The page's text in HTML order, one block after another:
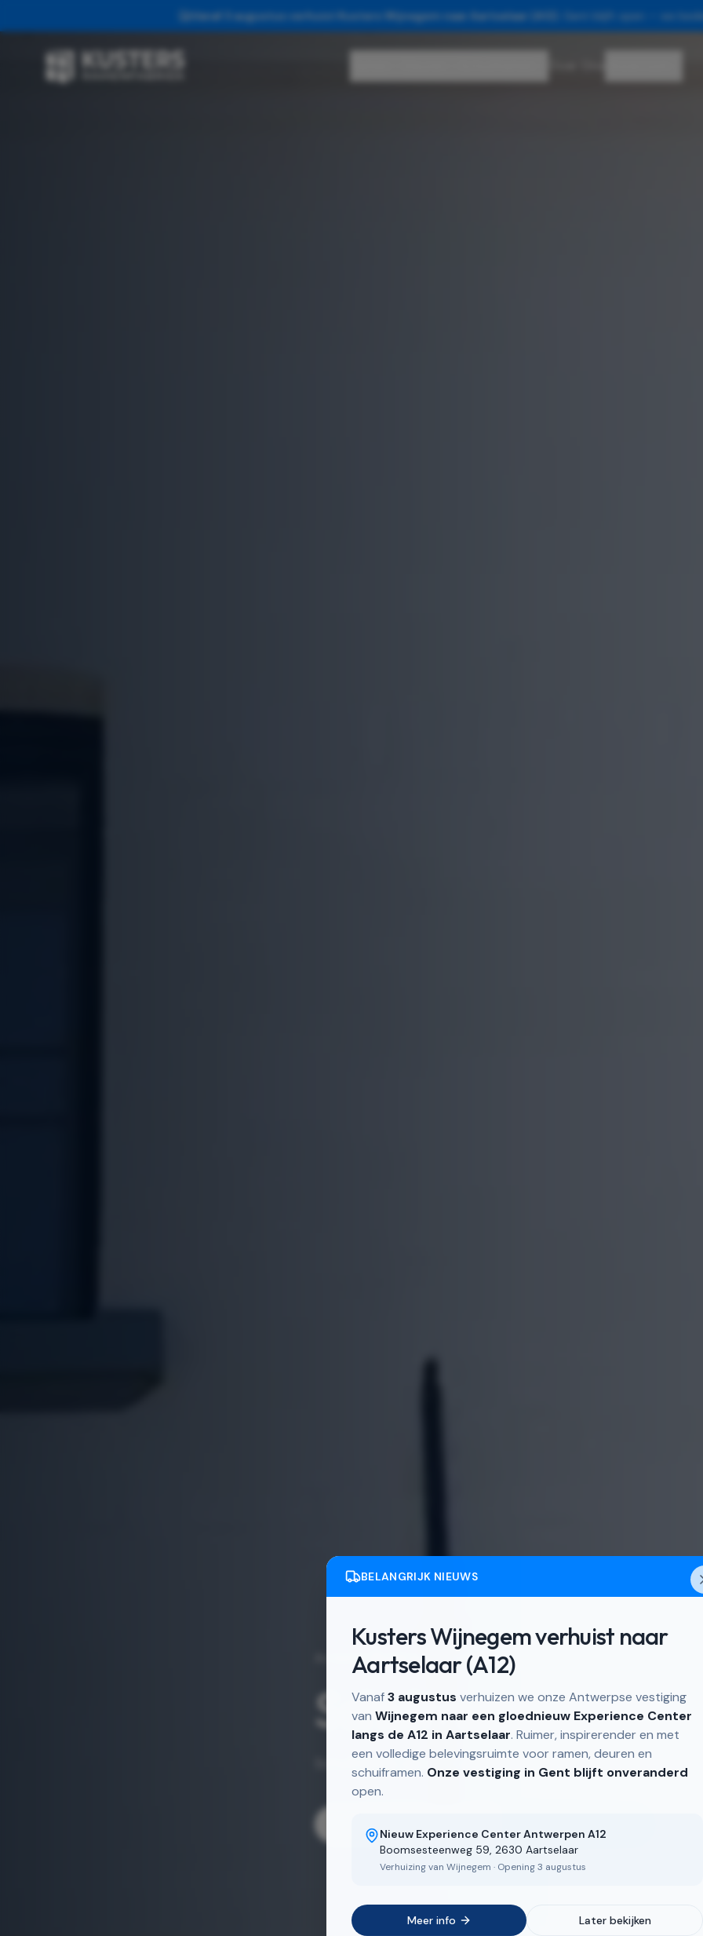
Vanaf 3 augustus verhuist Kusters Wijnegem naar Aartselaar (A12).
BELANGRIJK NIEUWS
Kusters Wijnegem verhuist naar
Aartselaar (A12)
Vanaf3 augustus verhuizen we onze Antwerpse vestiging
van Wijnegem naar een gloednieuw Experience Center
langs de A12 in Aartselaar. Ruimer, inspirerender en met
een volledige belevingsruimte voor ramen, deuren en
schuiframen. Onze vestiging in Gent blijft onveranderd
open.
Nieuw Experience Center Antwerpen A12
Boomsesteenweg 59, 2630 Aartselaar
Verhuizing van Wijnegem · Opening 3 augustus
Meer info Later bekijken
Actief inBoom en de Rupelstreek
Schuiframen in
Schuiframen, op maat gemaakt in onze eigen Belgische